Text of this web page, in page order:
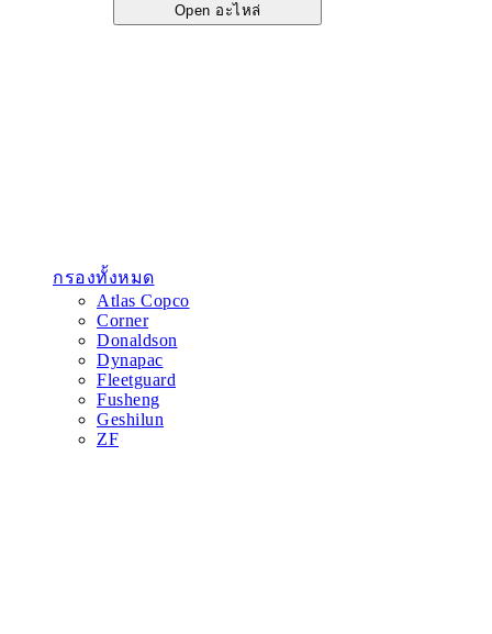
Open อะไหล่
กรองทั้งหมด
Atlas Copco
Corner
Donaldson
Dynapac
Fleetguard
Fusheng
Geshilun
ZF